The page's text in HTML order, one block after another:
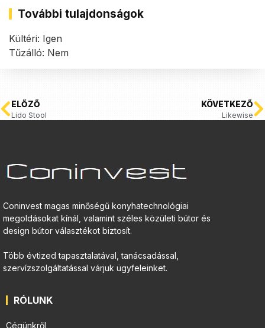
További tulajdonságok
Kültéri: Igen
Tűzálló: Nem
ELŐZŐ
Lido Stool
KÖVETKEZŐ
Likewise
Coninvest magas minőségű konyhatechnológiai
megoldásokat kínál, valamint széles közületi bútor és
design bútor választékot biztosít.
Több évtized tapasztalatával, tanácsadással,
szervízszolgáltatással várjuk ügyfeleinket.
RÓLUNK
Cégünkről